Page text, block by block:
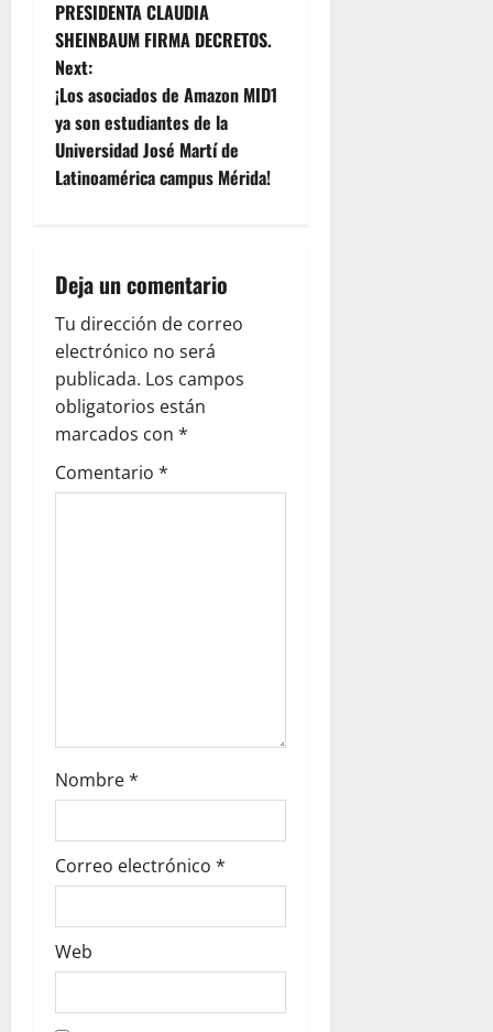
o
s
t
n
v
i
g
a
t
i
PRESIDENTA CLAUDIA
SHEINBAUM FIRMA DECRETOS.
Next:
¡Los asociados de Amazon MID1
ya son estudiantes de la
Universidad José Martí de
Latinoamérica campus Mérida!
Deja un comentario
Tu dirección de correo
electrónico no será
publicada. Los campos
obligatorios están
marcados con *
Comentario *
Nombre*
Correo electrónico *
Web